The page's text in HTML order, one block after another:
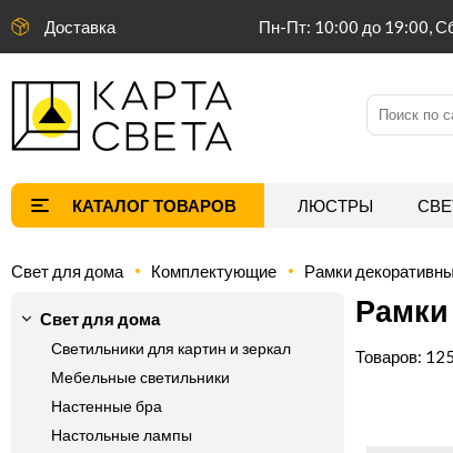
Доставка Пн-Пт: 10:00 до 19:00,
ЛЮСТРЫ
Свет для дома Комплектующие Рамки
Свет для дома
Светильники для картин и зеркал
Мебельные светильники
Настенные бра
Настольные лампы
125